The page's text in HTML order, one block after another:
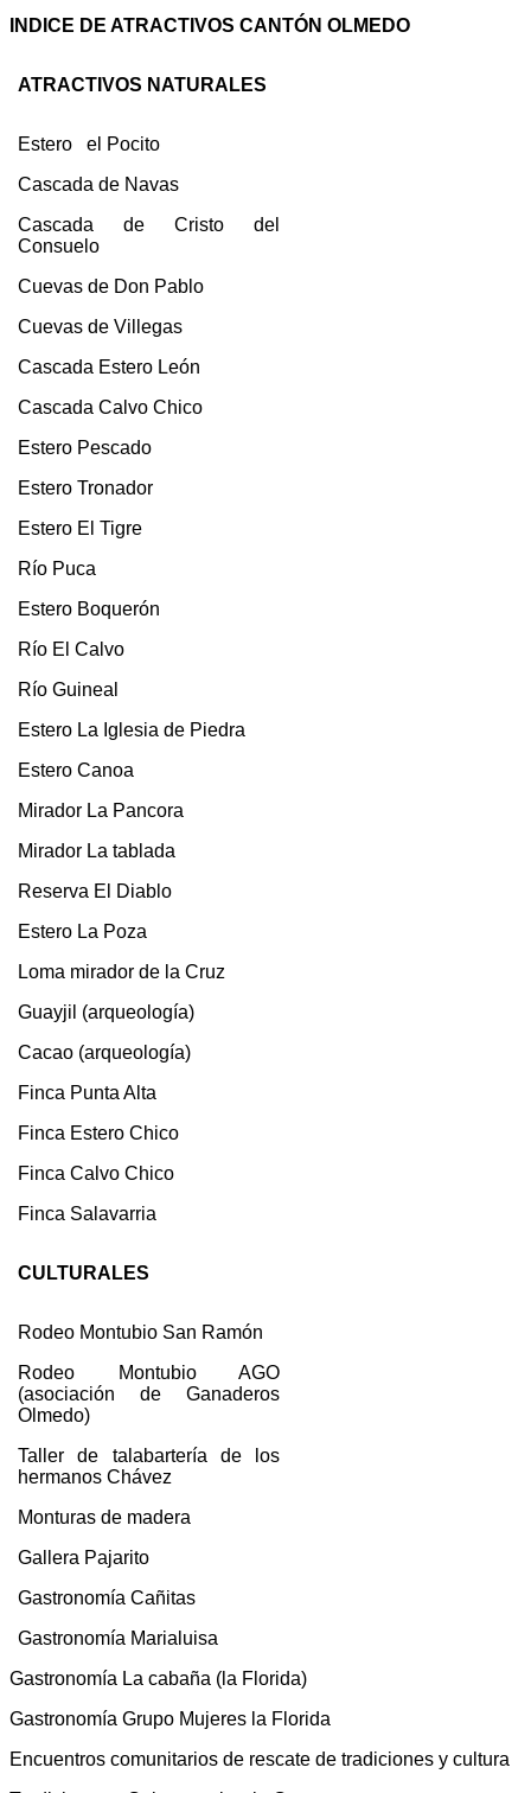
INDICE DE ATRACTIVOS CANTÓN OLMEDO
ATRACTIVOS NATURALES
Estero el Pocito
Cascada de Navas
Cascada de Cristo del
Consuelo
Cuevas de Don Pablo
Cuevas de Villegas
Cascada Estero León
Cascada Calvo Chico
Estero Pescado
Estero Tronador
Estero El Tigre
Río Puca
Estero Boquerón
Río El Calvo
Río Guineal
Estero La Iglesia de Piedra
Estero Canoa
Mirador La Pancora
Mirador La tablada
Reserva El Diablo
Estero La Poza
Loma mirador de la Cruz
Guayjil (arqueología)
Cacao (arqueología)
Finca Punta Alta
Finca Estero Chico
Finca Calvo Chico
Finca Salavarria
CULTURALES
Rodeo Montubio San Ramón
Rodeo Montubio AGO
(asociación de Ganaderos
Olmedo)
Taller de talabartería de los
hermanos Chávez
Monturas de madera
Gallera Pajarito
Gastronomía Cañitas
Gastronomía Marialuisa
Gastronomía La cabaña (la Florida)
Gastronomía Grupo Mujeres la Florida
Encuentros comunitarios de rescate de tradiciones y cultura